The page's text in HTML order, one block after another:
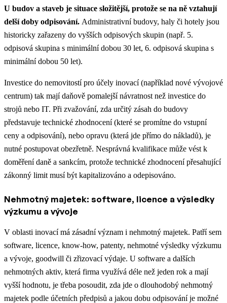
U budov a staveb je situace složitější, protože se na ně vztahují
delší doby odpisování. Administrativní budovy, haly či hotely jsou
historicky zařazeny do vyšších odpisových skupin (např. 5.
odpisová skupina s minimální dobou 30 let, 6. odpisová skupina s
minimální dobou 50 let).
Investice do nemovitostí pro účely inovací (například nové vývojové
centrum) tak mají daňově pomalejší návratnost než investice do
strojů nebo IT. Při zvažování, zda určitý zásah do budovy
představuje technické zhodnocení (které se promítne do vstupní
ceny a odpisování), nebo opravu (která jde přímo do nákladů), je
nutné postupovat obezřetně. Nesprávná kvalifikace může vést k
doměření daně a sankcím, protože technické zhodnocení přesahující
zákonný limit musí být kapitalizováno a odepisováno.
Nehmotný majetek: software, licence a výsledky
výzkumu a vývoje
V oblasti inovací má zásadní význam i nehmotný majetek. Patří sem
software, licence, know-how, patenty, nehmotné výsledky výzkumu
a vývoje, goodwill či zřizovací výdaje. U software a dalších
nehmotných aktiv, která firma využívá déle než jeden rok a mají
vyšší hodnotu, je třeba posoudit, zda jde o dlouhodobý nehmotný
majetek podle účetních předpisů a jakou dobu odpisování je možné